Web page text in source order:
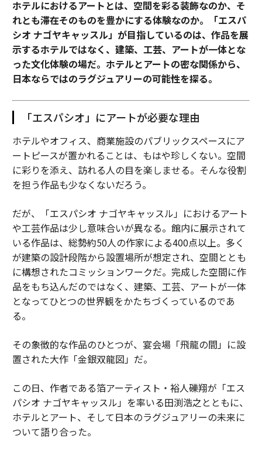
ホテルにおけるアートとは、空間を彩る装飾なのか、そ
れとも滞在そのものを豊かにする体験なのか。「エスパ
シオ ナゴヤキャッスル」が目指しているのは、作品を展
示するホテルではなく、建築、工芸、アートが一体とな
った文化体験の場だ。ホテルとアートの密な関係から、
日本ならではのラグジュアリーの可能性を探る。
「エスパシオ」にアートが必要な理由
ホテルやオフィス、商業施設のパブリックスペースにア
ートピースが置かれることは、もはや珍しくない。空間
に彩りを添え、訪れる人の目を楽しませる。そんな役割
を担う作品も少なくないだろう。
だが、「エスパシオ ナゴヤキャッスル」におけるアート
や工芸作品は少し意味合いが異なる。館内に展示されて
いる作品は、総勢約50人の作家による400点以上。多く
が建築の設計段階から設置場所が想定され、空間ととも
に構想されたコミッションワークだ。完成した空間に作
品をもち込んだのではなく、建築、工芸、アートが一体
となってひとつの世界観をかたちづくっているのであ
る。
その象徴的な作品のひとつが、宴会場「飛龍の間」に設
置された大作「金銀双龍図」だ。
この日、作者である箔アーティスト・裕人礫翔が「エス
パシオ ナゴヤキャッスル」を率いる田渕浩之とともに、
ホテルとアート、そして日本のラグジュアリーの未来に
ついて語り合った。